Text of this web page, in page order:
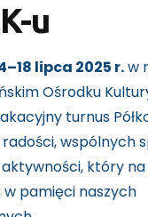
u
lipca 2025 r.w
Ośrodku
turnus
radości, wspólnych
który na
pamięci naszych